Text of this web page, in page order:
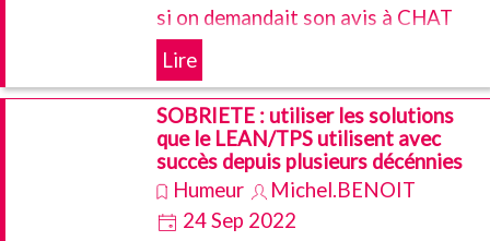
si on demandait son avis à CHAT
GPT ... en espérant que le débat se
poursuive toujours et encore sur les
liens entre les conditions de travail
avec TOUTES les formes
d'organisation du travail
Lire
SOBRIETE : utiliser les solutions
que le LEAN/TPS utilisent avec
succès depuis plusieurs décénnies
Humeur
Michel.BENOIT
24 Sep 2022